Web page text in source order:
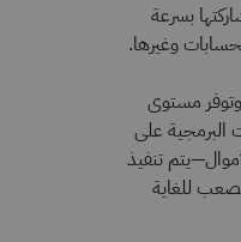
بسرعة
وغيرها.
مستوى
البرمجية على
تنفيذ
للغاية